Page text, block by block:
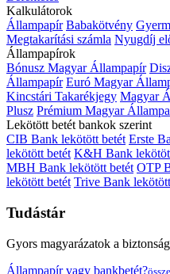
Kalkulátorok
Állampapír Babakötvény
Megtakarítási számla Nyugdíj
Állampapírok
Bónusz Magyar Állampapír
Állampapír Euró Magyar
Kincstári Takarékjegy Magyar
Plusz Prémium Magyar
Lekötött betét bankok szerint
CIB Bank lekötött betét Erste
lekötött betét K&H Bank
MBH Bank lekötött betét OTP
lekötött betét Trive Bank
Tudástár
Gyors magyarázatok a
Állampapír vagy bankbetét?